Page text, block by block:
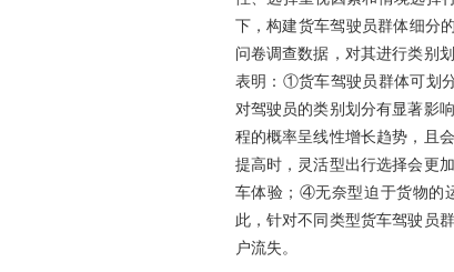
下，构建货车驾驶员群体细分
问卷调查数据，对其进行类别
表明：①货车驾驶员群体可划
对驾驶员的类别划分有显著影
程的概率呈线性增长趋势，且
提高时，灵活型出行选择会更
车体验；④无奈型迫于货物的
此，针对不同类型货车驾驶员
户流失。